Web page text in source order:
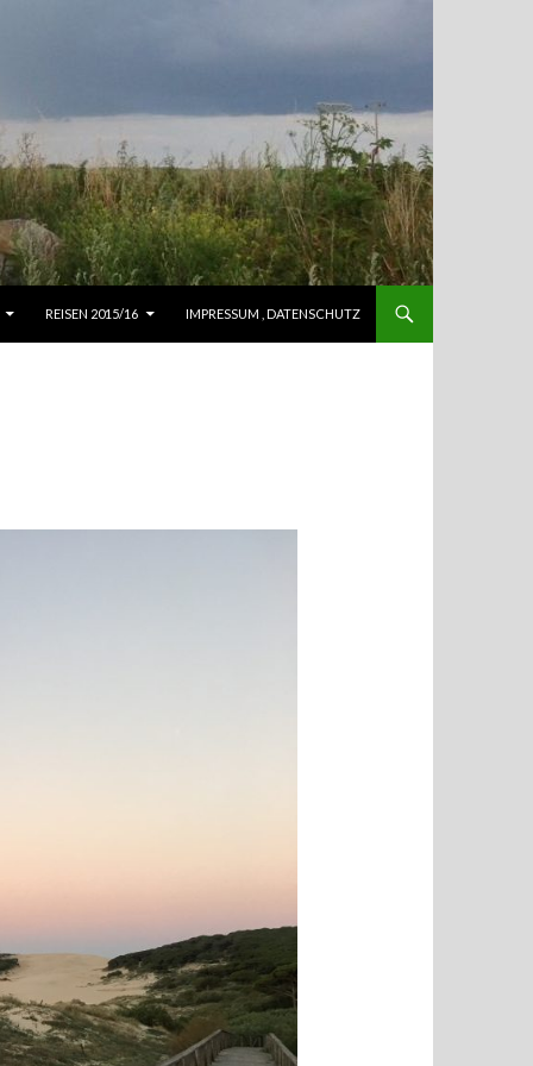
REISEN 2015/16 IMPRESSUM , DATENSCHUTZ